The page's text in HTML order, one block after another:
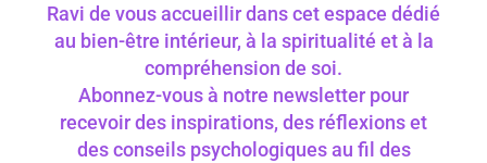
Ravi de vous accueillir dans cet espace dédié
au bien-être intérieur, à la spiritualité et à la
compréhension de soi.
Abonnez-vous à notre newsletter pour
recevoir des inspirations, des réflexions et
des conseils psychologiques au fil des